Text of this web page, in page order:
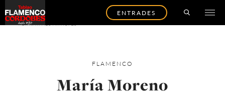
ENTRADES
TORNAR ALS ARTISTES
FLAMENCO
María Moreno